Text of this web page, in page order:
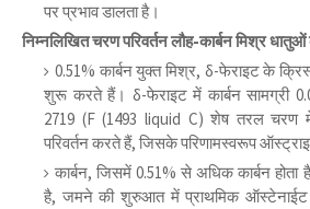
पर प्रभाव डालता है।
निम्नलिखित चरण परिवर्तन लौह-कार्बन मिश्र
0.51% कार्बन युक्त मिश्र, δ-फेराइट के
शुरू करते हैं। δ-फेराइट में कार्बन सामग्री
2719 (F (1493 liquid C) शेष तरल चरण
परिवर्तन करते हैं, जिसके परिणामस्वरूप ऑस्ट्राइट
कार्बन, जिसमें 0.51% से अधिक कार्बन
है, जमने की शुरुआत में प्राथमिक